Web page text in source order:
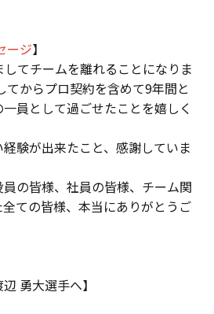
ージ】
てチームを離れることになりま
てからプロ契約を含めて9年間と
員として過ごせたことを嬉しく
験が出来たこと、感謝していま
の皆様、社員の皆様、チーム関
ての皆様、本当にありがとうご
勇大選手へ】